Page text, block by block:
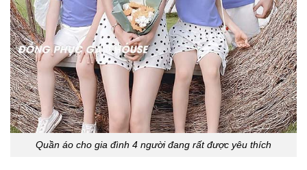
Quần áo cho gia đình 4 người đang rất được yêu thích